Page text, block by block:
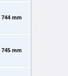
744 mm
745 mm